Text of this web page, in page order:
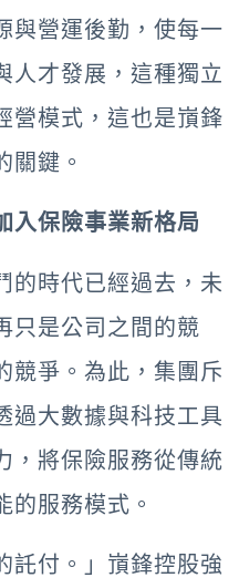
與營運後勤，使每一
人才發展，這種獨立
營模式，這也是嵿鋒
關鍵。
入保險事業新格局
的時代已經過去，未
只是公司之間的競
競爭。為此，集團斥
過大數據與科技工具
，將保險服務從傳統
的服務模式。
託付。」嵿鋒控股強